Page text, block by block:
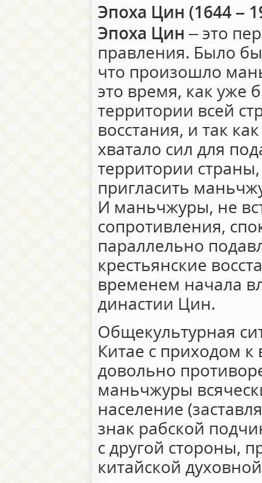
Эпоха Цин (1644 –
Эпоха Цин – это
правления. Было
что произошло
это время, как уже
территории всей
восстания, и так
хватало сил для
территории
пригласить
И маньчжуры, не
сопротивления,
параллельно
крестьянские
временем начала
династии Цин.
Общекультурная
Китае с приходом
довольно
маньчжуры
население
знак рабской
с другой стороны,
китайской